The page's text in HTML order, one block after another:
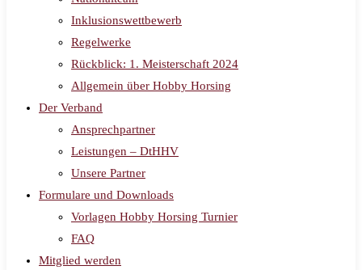
Inklusionswettbewerb
Regelwerke
Rückblick: 1. Meisterschaft 2024
Allgemein über Hobby Horsing
Der Verband
Ansprechpartner
Leistungen – DtHHV
Unsere Partner
Formulare und Downloads
Vorlagen Hobby Horsing Turnier
FAQ
Mitglied werden